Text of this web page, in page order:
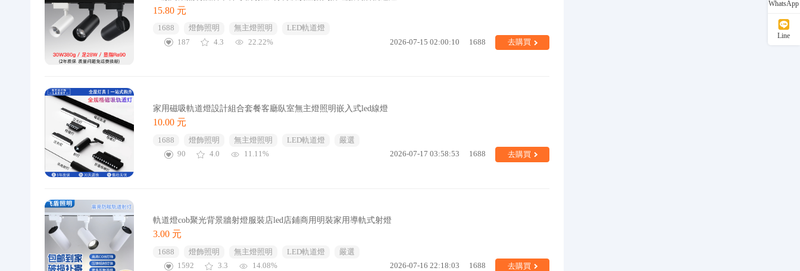
15.80 元
1688 燈飾照明 無主燈照明
LED軌道燈
187
4.3 22.22% 2026-07-15 02:00:10 1688 去購買
家用磁吸軌道燈設計組合套餐客廳臥室無主燈照明嵌入式led線燈
10.00 元
1688 燈飾照明 無主燈照明 LED軌道燈
嚴選
90
4.0 11.11% 2026-07-17 03:58:53 1688 去購買
軌道燈cob聚光背景牆射燈服裝店led店鋪商用明裝家用導軌式射燈
3.00 元
1688 燈飾照明 無主燈照明 LED軌道燈
嚴選
1592
3.3 14.08% 2026-07-16 22:18:03 1688 去購買
WhatsApp
Line